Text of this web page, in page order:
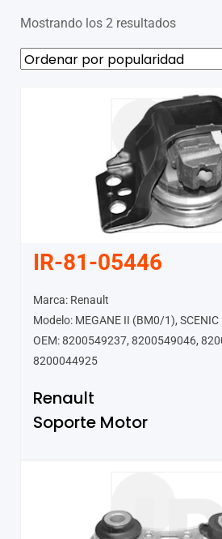
Mostrando los 2 resultados
IR-81-05446
Marca: Renault
Modelo: MEGANE II (BM0/1),
OEM: 8200549237, 8200549046,
8200044925
Renault
Soporte Motor